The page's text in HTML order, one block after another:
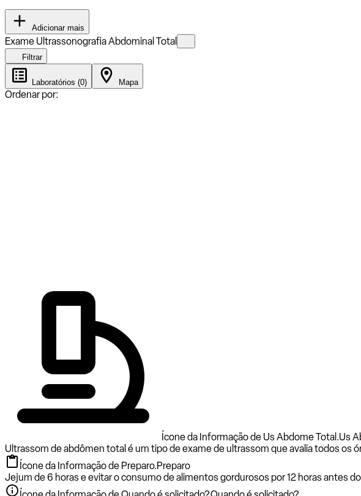
Adicionar mais
Exame Ultrassonografia Abdominal Total
Filtrar
Laboratórios (0) Mapa
Ordenar por:
Ícone da Informação de Us Abdome Total.Us
Ultrassom de abdômen total é um tipo de exame de ultrassom que avalia todos os
Ícone da Informação de Preparo.Preparo
Jejum de 6 horas e evitar o consumo de alimentos gordurosos por 12 horas antes